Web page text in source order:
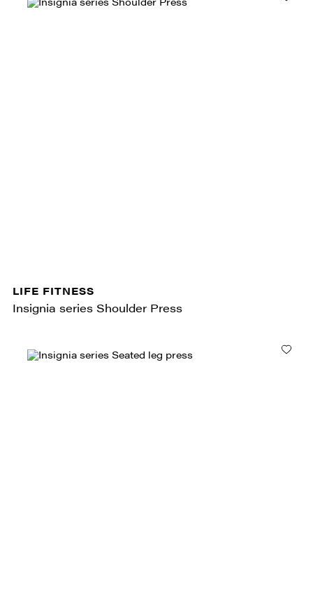
LIFE FITNESS
Insignia series Shoulder Press